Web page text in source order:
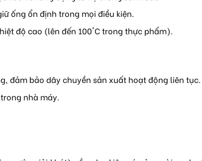
ống ổn định trong mọi điều kiện.
độ cao (lên đến 100°C trong thực phẩm).
đảm bảo dây chuyền sản xuất hoạt động liên tục.
nhà máy.